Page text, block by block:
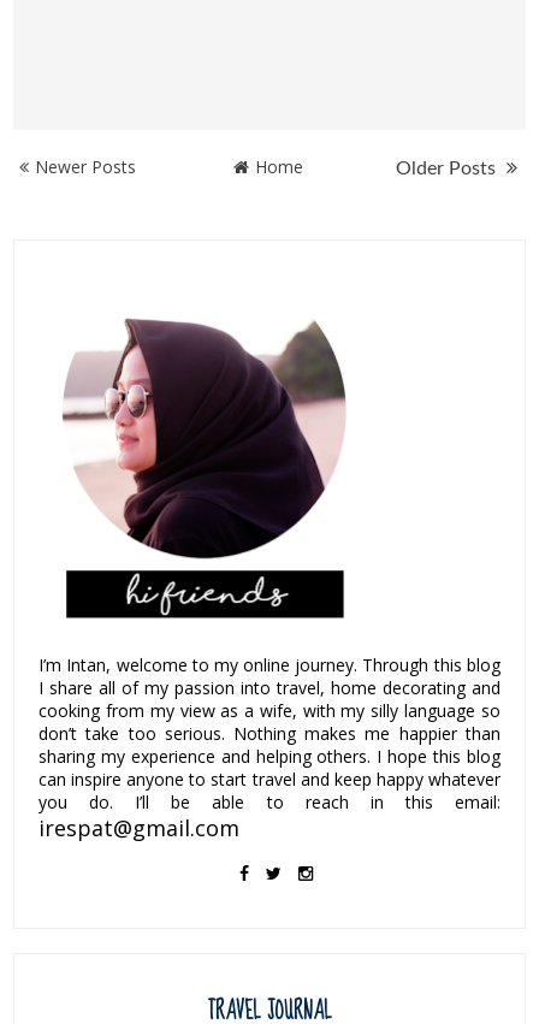
Newer Posts Older Posts
Home
I’m Intan, welcome to my online journey. Through this blog
I share all of my passion into travel, home decorating and
cooking from my view as a wife, with my silly language so
don’t take too serious. Nothing makes me happier than
sharing my experience and helping others. I hope this blog
can inspire anyone to start travel and keep happy whatever
you do. I’ll be able to reach in this email:
irespat@gmail.com
TRAVEL JOURNAL